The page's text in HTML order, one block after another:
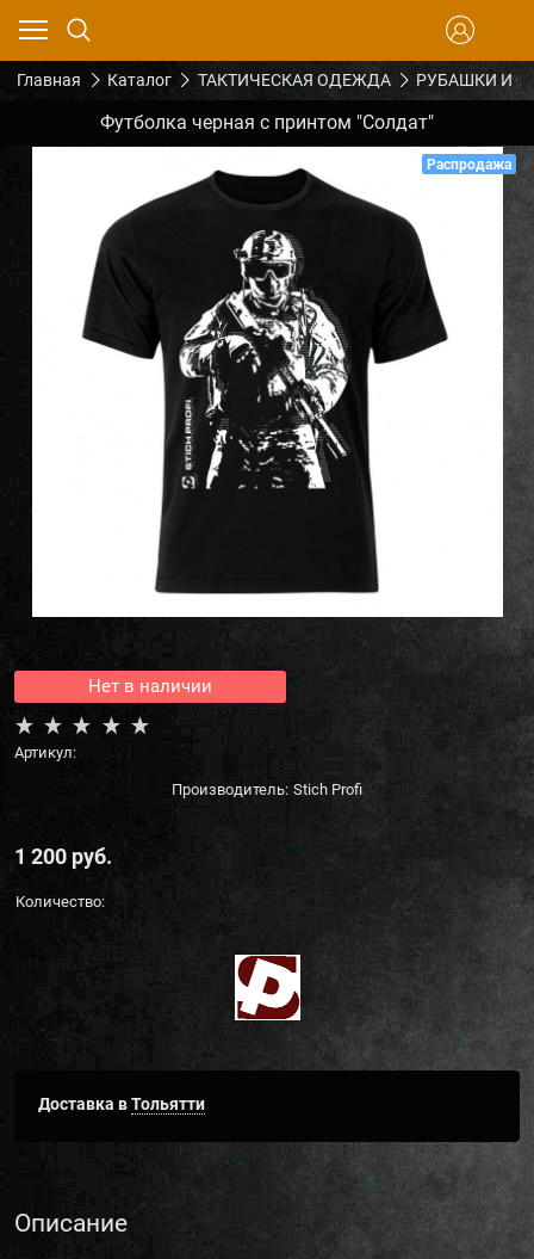
Главная Каталог ТАКТИЧЕСКАЯ ОДЕЖДА РУБАШКИ И
Футболка черная с принтом "Солдат"
Распродажа
Нет в наличии
Артикул:
Производитель: Stich Profi
1 200 руб.
Количество:
Доставка вТольятти
Описание